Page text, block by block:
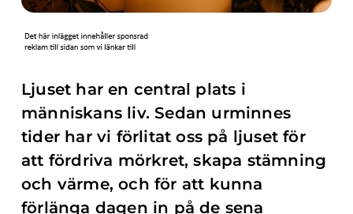
Ljuset har en central plats i
människans liv. Sedan urminnes
tider har vi förlitat oss på ljuset för
att fördriva mörkret, skapa stämning
och värme, och för att kunna
förlänga dagen in på de sena